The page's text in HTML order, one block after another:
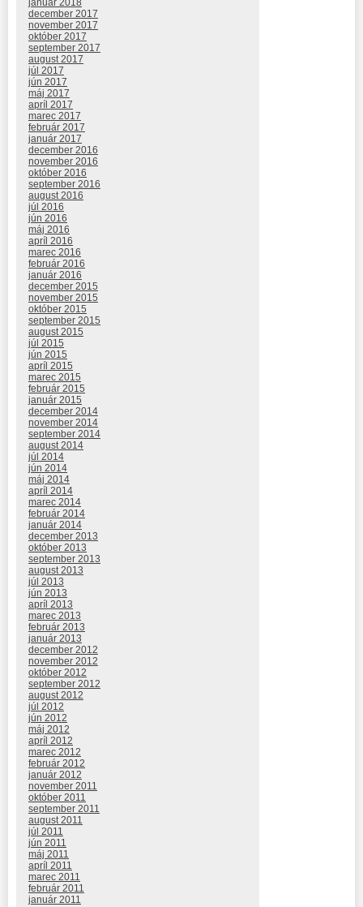
január 2018
december 2017
november 2017
október 2017
september 2017
august 2017
júl 2017
jún 2017
máj 2017
apríl 2017
marec 2017
február 2017
január 2017
december 2016
november 2016
október 2016
september 2016
august 2016
júl 2016
jún 2016
máj 2016
apríl 2016
marec 2016
február 2016
január 2016
december 2015
november 2015
október 2015
september 2015
august 2015
júl 2015
jún 2015
apríl 2015
marec 2015
február 2015
január 2015
december 2014
november 2014
september 2014
august 2014
júl 2014
jún 2014
máj 2014
apríl 2014
marec 2014
február 2014
január 2014
december 2013
október 2013
september 2013
august 2013
júl 2013
jún 2013
apríl 2013
marec 2013
február 2013
január 2013
december 2012
november 2012
október 2012
september 2012
august 2012
júl 2012
jún 2012
máj 2012
apríl 2012
marec 2012
február 2012
január 2012
november 2011
október 2011
september 2011
august 2011
júl 2011
jún 2011
máj 2011
apríl 2011
marec 2011
február 2011
január 2011